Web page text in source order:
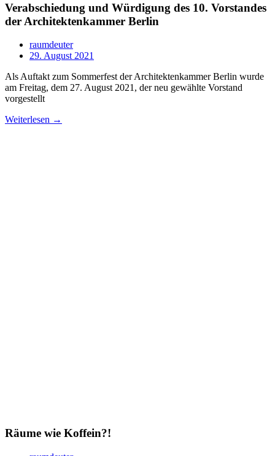
Verabschiedung und Würdigung des 10. Vorstandes
der Architektenkammer Berlin
raumdeuter
29. August 2021
Als Auftakt zum Sommerfest der Architektenkammer Berlin wurde
am Freitag, dem 27. August 2021, der neu gewählte Vorstand
vorgestellt
Weiterlesen →
Räume wie Koffein?!